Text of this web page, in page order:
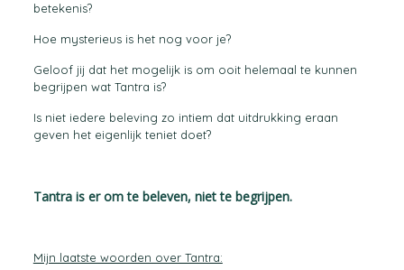
betekenis?
Hoe mysterieus is het nog voor je?
Geloof jij dat het mogelijk is om ooit helemaal te kunnen
begrijpen wat Tantra is?
Is niet iedere beleving zo intiem dat uitdrukking eraan
geven het eigenlijk teniet doet?
Tantra is er om te beleven, niet te begrijpen.
Mijn laatste woorden over Tantra: